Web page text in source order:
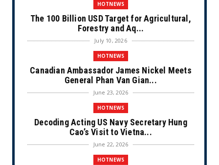
HOTNEWS
The 100 Billion USD Target for Agricultural,
Forestry and Aq...
July 10, 2026
HOTNEWS
Canadian Ambassador James Nickel Meets
General Phan Van Gian...
June 23, 2026
HOTNEWS
Decoding Acting US Navy Secretary Hung
Cao’s Visit to Vietna...
June 22, 2026
HOTNEWS